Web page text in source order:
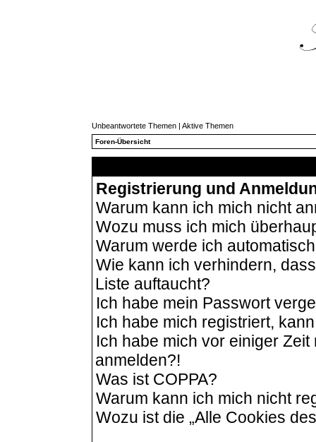
Unbeantwortete Themen | Aktive Themen
Foren-Übersicht
Registrierung und
Warum kann ich mich nicht
Wozu muss ich mich
Warum werde ich
Wie kann ich verhindern,
Liste auftaucht?
Ich habe mein Passwort
Ich habe mich registriert,
Ich habe mich vor einiger
anmelden?!
Was ist COPPA?
Warum kann ich mich nicht
Wozu ist die „Alle Cookies